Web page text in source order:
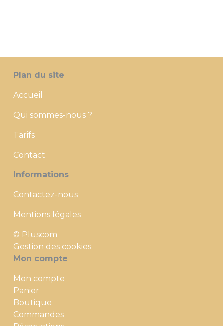
Plan du site
Accueil
Qui sommes-nous ?
Tarifs
Contact
Informations
Contactez-nous
Mentions légales
© Pluscom
Gestion des cookies
Mon compte
Mon compte
Panier
Boutique
Commandes